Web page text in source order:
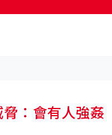
：會有人強姦